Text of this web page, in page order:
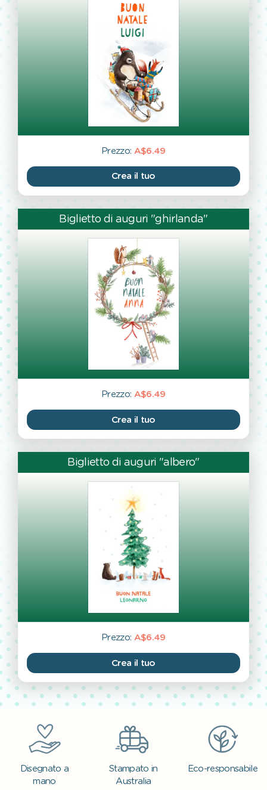
Prezzo: A$6.49
Crea il tuo
Biglietto di auguri "ghirlanda"
Prezzo: A$6.49
Crea il tuo
Biglietto di auguri "albero"
Prezzo: A$6.49
Crea il tuo
Disegnato a
mano
Stampato in
Australia
Eco-responsabile